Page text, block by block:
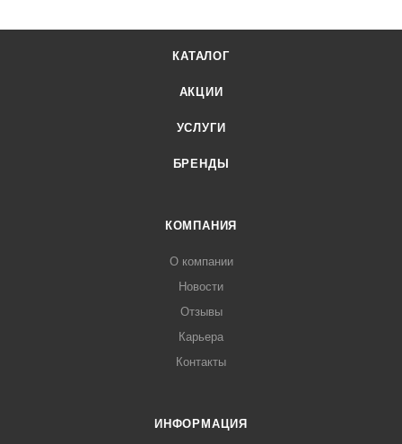
КАТАЛОГ
АКЦИИ
УСЛУГИ
БРЕНДЫ
КОМПАНИЯ
О компании
Новости
Отзывы
Карьера
Контакты
ИНФОРМАЦИЯ